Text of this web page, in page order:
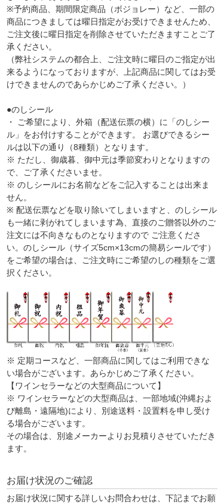
※予約商品、期間限定商品（ボジョレー）など、一部の
商品につきましては曜日指定がお受けできませんため、
ご注文後に曜日指定を削除させていただきますことご了
承ください。
（弊社システムの都合上、ご注文時に曜日のご指定が出
来るようになっておりますが、上記商品に関してはお受
けできませんのであらかじめご了承ください。）
●のしシール
・ ご希望により、外箱（配送伝票の横）に「のしシー
ル」をお付けすることができます。 お選びできるシー
ルは以下の通り（8種類）となります。
※ ただし、御歳暮、御中元は季節変わりとなりますの
で、ご了承くださいませ。
※ のしシールにお名前などをご記入することは出来ま
せん。
※ 配送伝票などを取り除いてしまいますと、のしシール
も一緒に剥がれてしまいます為、直接のご贈答以外のご
注文には不向きなものとなりますので ご注意くださ
い。のしシール（サイズ5cm×13cmの簡易シールです）
をご希望の場合は、ご注文時にご希望のしの種類をご選
択ください。
※ 定期コースなど、一部商品に関してはご利用できな
い場合がございます。あらかじめご了承ください。
【ワインセラーなどの大型商品について】
※ ワインセラーなどの大型商品は、一部地域(沖縄およ
び離島・遠隔地)により、別途送料・設置料を申し受け
る場合がございます。
その場合は、別途メーカーよりお見積りさせていただき
ます。
お届け状況のご確認
お届け状況に関する詳しいお問合わせは、下記までお願